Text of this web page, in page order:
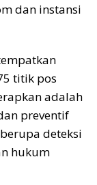
dan instansi
titik pos
adalah
preventif
deteksi
hukum